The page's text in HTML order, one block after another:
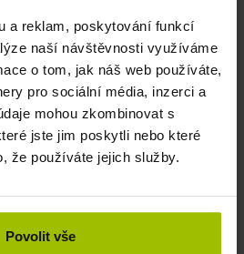
a reklam, poskytování funkcí
naší návštěvnosti využíváme
o tom, jak náš web používáte,
pro sociální média, inzerci a
mohou zkombinovat s
jste jim poskytli nebo které
že používáte jejich služby.
Povolit vše
A6, 11 x 8 cm